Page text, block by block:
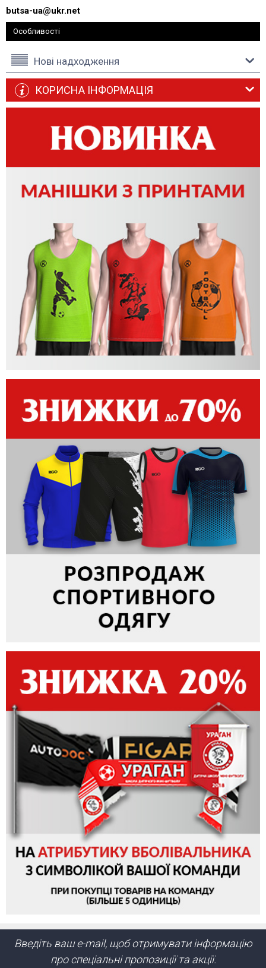
butsa-ua@ukr.net
Особливості
Нові надходження
КОРИСНА ІНФОРМАЦІЯ
Введіть ваш e-mail, щоб отримувати інформацію
про спеціальні пропозиції та акції.